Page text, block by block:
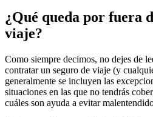
¿Qué queda por fuera
viaje?
Como siempre decimos, no dejes de
contratar un seguro de viaje (y
generalmente se incluyen las
situaciones en las que no tendrás
cuáles son ayuda a evitar